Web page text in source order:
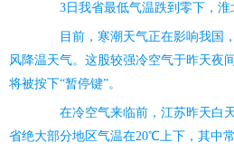
3日我省最低气温跌到零下，淮
目前，寒潮天气正在影响我国，
风降温天气。这股较强冷空气于昨天夜
将被按下“暂停键”。
在冷空气来临前，江苏昨天白天
省绝大部分地区气温在20℃上下，其中